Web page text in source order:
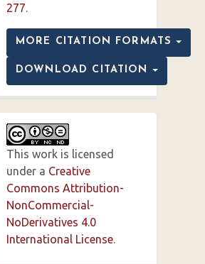
277.
MORE CITATION FORMATS
DOWNLOAD CITATION
This work is licensed
under a Creative
Commons Attribution-
NonCommercial-
NoDerivatives 4.0
International License.